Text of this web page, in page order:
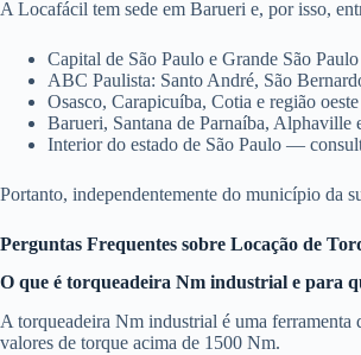
A Locafácil tem sede em Barueri e, por isso,
Capital de São Paulo e Grande São Paulo
ABC Paulista: Santo André, São
Osasco, Carapicuíba, Cotia e região
Barueri, Santana de Parnaíba, Alphaville
Interior do estado de São Paulo —
Portanto, independentemente do município da
Perguntas Frequentes sobre Locação de
O que é torqueadeira Nm industrial e para
A torqueadeira Nm industrial é uma ferramenta
valores de torque acima de 1500 Nm.